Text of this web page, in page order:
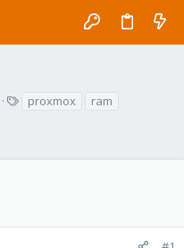
proxmox ram